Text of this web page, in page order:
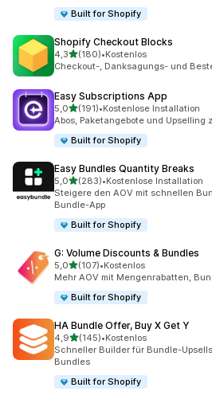
Built for Shopify
Shopify Checkout Blocks
4,3von 5 Sternen
(180)
180 Rezensionen insgesamt
•Kostenlos
Checkout-, Danksagungs- und
Easy Subscriptions App
5,0von 5 Sternen
(191)
191 Rezensionen insgesamt
•Kostenlose Installation
Abos, Paketangebote und Upselling
Built for Shopify
Easy Bundles Quantity Breaks
5,0von 5 Sternen
(283)
283 Rezensionen insgesamt
•Kostenlose Installation
Steigere den AOV mit schnellen
Bundle-App
Built for Shopify
G: Volume Discounts & Bundles
5,0von 5 Sternen
(107)
107 Rezensionen insgesamt
•Kostenlos
Mehr AOV mit Mengenrabatten,
Built for Shopify
HA Bundle Offer, Buy X Get Y
4,9von 5 Sternen
(145)
145 Rezensionen insgesamt
•Kostenlos
Schneller Builder für Bundle-
Bundles
Built for Shopify